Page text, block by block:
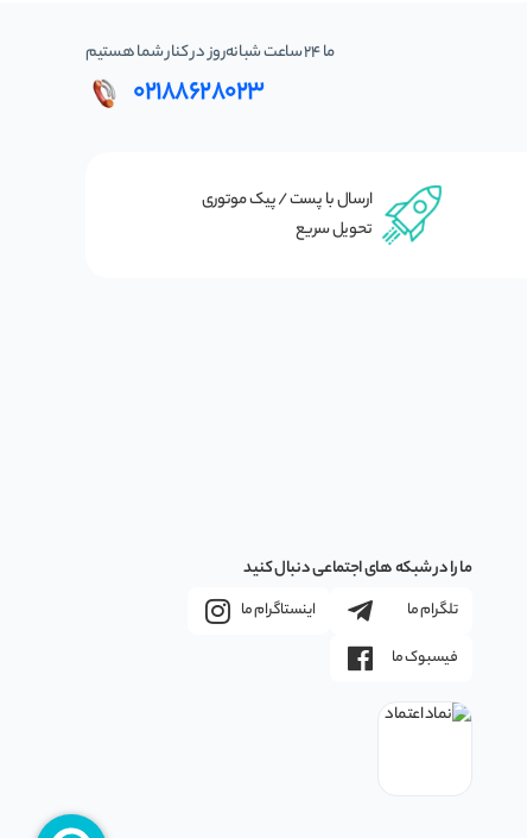
ما 24 ساعت شبانه‌روز در کنار شما هستیم
02188628023
ارسال با پست / پیک موتوری
تحویل سریع
ما را در شبکه های اجتماعی دنبال کنید
تلگرام ما
اینستاگرام ما
فیسبوک ما